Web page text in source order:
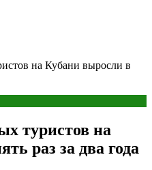
на Кубани выросли в
туристов на
раз за два года